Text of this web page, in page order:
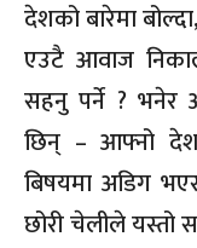
देशको बारेमा
एउटै आवाज
सहनु पर्ने ? भनेर
छिन् – आफ्नो
बिषयमा अडिग
छोरी चेलीले यस्तो